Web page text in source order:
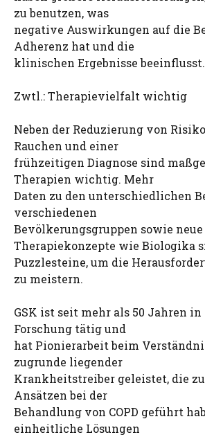
zu benutzen, was
negative Auswirkungen auf die
Adherenz hat und die
klinischen Ergebnisse beeinflusst.
Zwtl.: Therapievielfalt wichtig
Neben der Reduzierung von
Rauchen und einer
frühzeitigen Diagnose sind
Therapien wichtig. Mehr
Daten zu den unterschiedlichen
verschiedenen
Bevölkerungsgruppen sowie neue
Therapiekonzepte wie Biologika
Puzzlesteine, um die
zu meistern.
GSK ist seit mehr als 50 Jahren in
Forschung tätig und
hat Pionierarbeit beim
zugrunde liegender
Krankheitstreiber geleistet, die
Ansätzen bei der
Behandlung von COPD geführt
einheitliche Lösungen